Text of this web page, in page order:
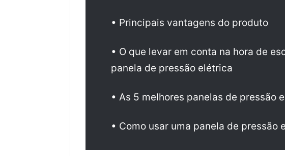
• Principais vantagens do produto
• O que levar em conta na hora de
panela de pressão elétrica
• As 5 melhores panelas de pressão
• Como usar uma panela de pressão